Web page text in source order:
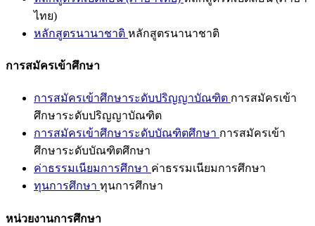
ไทย)
หลักสูตรนานาชาติ หลักสูตรนานาชาติ
การสมัครเข้าศึกษา
การสมัครเข้าศึกษาระดับปริญญาบัณฑิต การสมัครเข้า
ศึกษาระดับปริญญาบัณฑิต
การสมัครเข้าศึกษาระดับบัณฑิตศึกษา การสมัครเข้า
ศึกษาระดับบัณฑิตศึกษา
ค่าธรรมเนียมการศึกษา ค่าธรรมเนียมการศึกษา
ทุนการศึกษา ทุนการศึกษา
หน่วยงานการศึกษา